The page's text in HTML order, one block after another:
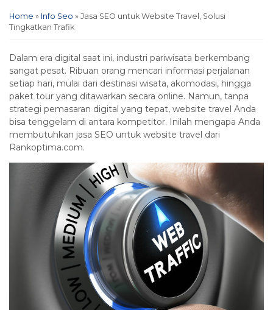
Home » Info Seo » Jasa SEO untuk Website Travel, Solusi
Tingkatkan Trafik
Dalam era digital saat ini, industri pariwisata berkembang
sangat pesat. Ribuan orang mencari informasi perjalanan
setiap hari, mulai dari destinasi wisata, akomodasi, hingga
paket tour yang ditawarkan secara online. Namun, tanpa
strategi pemasaran digital yang tepat, website travel Anda
bisa tenggelam di antara kompetitor. Inilah mengapa Anda
membutuhkan jasa SEO untuk website travel dari
Rankoptima.com.